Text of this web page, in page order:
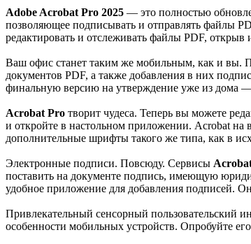
Adobe Acrobat Pro 2025 — это полностью
позволяющее подписывать и отправлять файлы
редактировать и отслеживать файлы PDF, открыв
Ваш офис станет таким же мобильным, как и вы.
документов PDF, а также добавления в них
финальную версию на утверждение уже из дома
Acrobat Pro творит чудеса. Теперь вы можете
и откройте в настольном приложении. Acrobat на
дополнительные шрифты такого же типа, как в
Электронные подписи. Повсюду. Сервисы
поставить на документе подпись, имеющую
удобное приложение для добавления подписей.
Привлекательный сенсорный пользовательский
особенности мобильных устройств. Опробуйте